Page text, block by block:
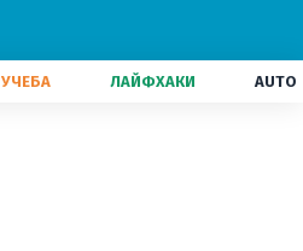
УЧЕБА ЛАЙФХАКИ AUTO